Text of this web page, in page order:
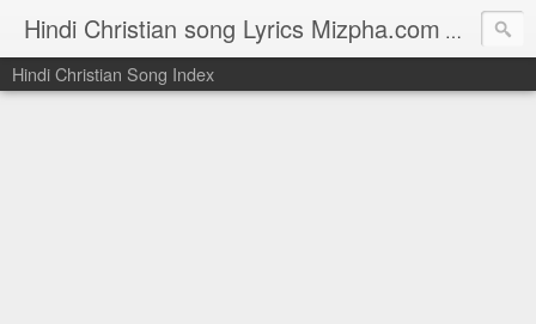
Hindi Christian song Lyrics Mizpha.com Hindi
Hindi Christian Song Index